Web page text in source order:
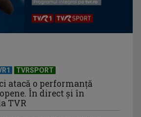
TVRSPORT
atacă o performanţă
În direct şi în
TVR